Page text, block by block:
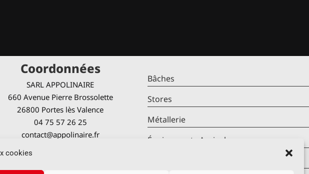
cookies
Coordonnées
SARL APPOLINAIRE
660 Avenue Pierre Brossolette
26800 Portes lès Valence
04 75 57 26 25
contact@appolinaire.fr
d’ouverture
Bâches
Stores
Métallerie
Équipements Agricoles